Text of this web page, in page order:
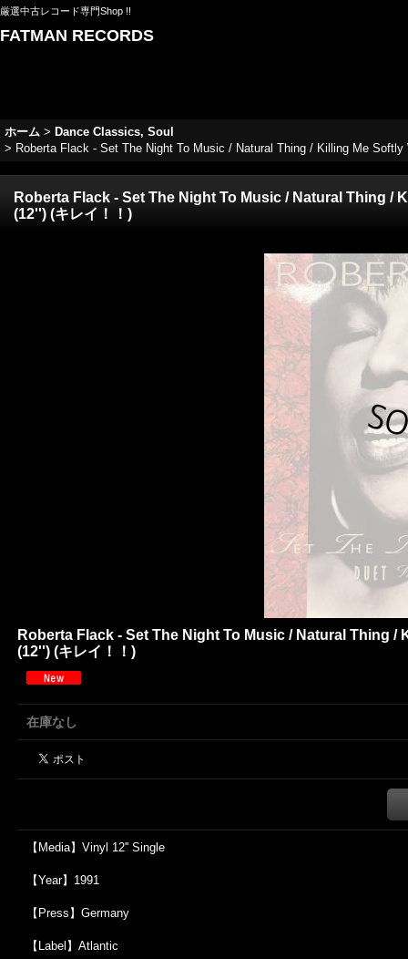
厳選中古レコード専門Shop !!
FATMAN RECORDS
ホーム > Dance Classics, Soul
> Roberta Flack - Set The Night To Music / Natural Thing / Killing Me
Roberta Flack - Set The Night To Music / Natural Thing /
(12'') (キレイ！！)
Roberta Flack - Set The Night To Music / Natural Thing
(12'') (キレイ！！)
在庫なし
【Media】Vinyl 12'' Single
【Year】1991
【Press】Germany
【Label】Atlantic